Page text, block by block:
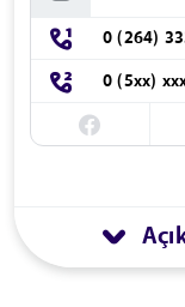
0 (264)
0 (5xx)